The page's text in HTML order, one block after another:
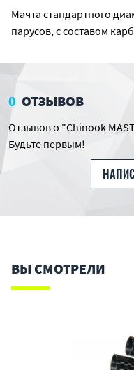
Мачта стандартного
парусов, с составом
0 ОТЗЫВОВ
Отзывов о "Chinook
Будьте первым!
ВЫ СМОТРЕЛИ